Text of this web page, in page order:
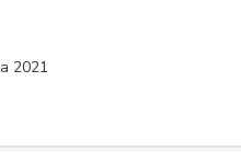
2021